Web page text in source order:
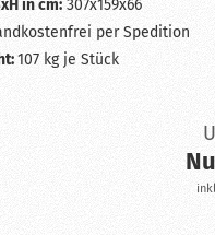
in cm: 307x159x66
per Spedition
107 kg je Stück